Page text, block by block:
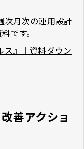
次月次の運用設計
です。
ス』｜資料ダウン
善アクショ